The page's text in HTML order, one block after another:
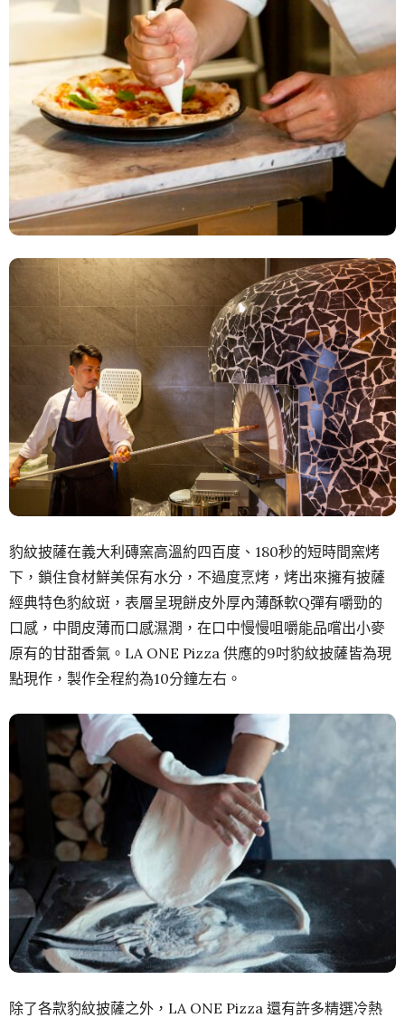
豹紋披薩在義大利磚窯高溫約四百度、180秒的短時間窯烤
下，鎖住食材鮮美保有水分，不過度烹烤，烤出來擁有披薩
經典特色豹紋斑，表層呈現餅皮外厚內薄酥軟Q彈有嚼勁的
口感，中間皮薄而口感濕潤，在口中慢慢咀嚼能品嚐出小麥
原有的甘甜香氣。LA ONE Pizza 供應的9吋豹紋披薩皆為現
點現作，製作全程約為10分鐘左右。
除了各款豹紋披薩之外，LA ONE Pizza 還有許多精選冷熱